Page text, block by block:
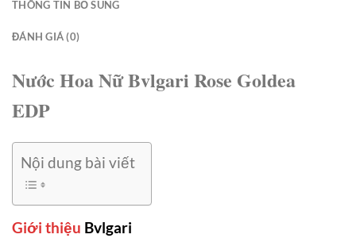
THÔNG TIN BỔ SUNG
ĐÁNH GIÁ (0)
Nước Hoa Nữ Bvlgari Rose Goldea
EDP
Nội dung bài viết
Giới thiệu Bvlgari